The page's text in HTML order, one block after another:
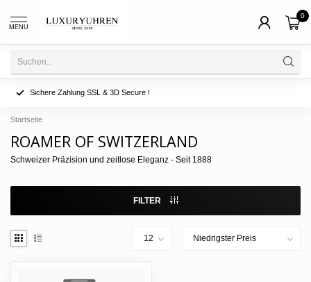
MENU
0
Sichere Zahlung SSL & 3D Secure !
Startseite
ROAMER OF SWITZERLAND
Schweizer Präzision und zeitlose Eleganz - Seit 1888
FILTER